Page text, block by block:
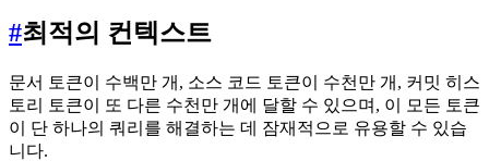
#최적의 컨텍스트
문서 토큰이 수백만 개, 소스 코드 토큰이 수천만 개, 커밋 히스
토리 토큰이 또 다른 수천만 개에 달할 수 있으며, 이 모든 토큰
이 단 하나의 쿼리를 해결하는 데 잠재적으로 유용할 수 있습
니다.